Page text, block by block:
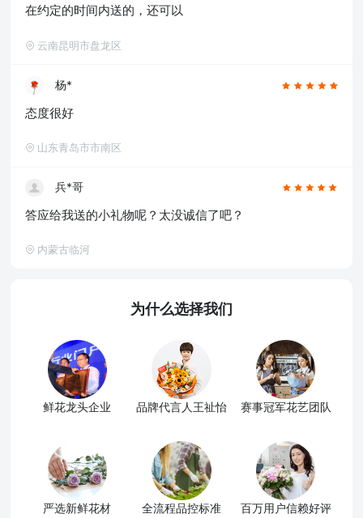
在约定的时间内送的，还可以
云南昆明市盘龙区
杨*
态度很好
山东青岛市市南区
兵*哥
答应给我送的小礼物呢？太没诚信了吧？
内蒙古临河
为什么选择我们
鲜花龙头企业 品牌代言人王祉怡 赛事冠军花艺团队
严选新鲜花材 全流程品控标准 百万用户信赖好评